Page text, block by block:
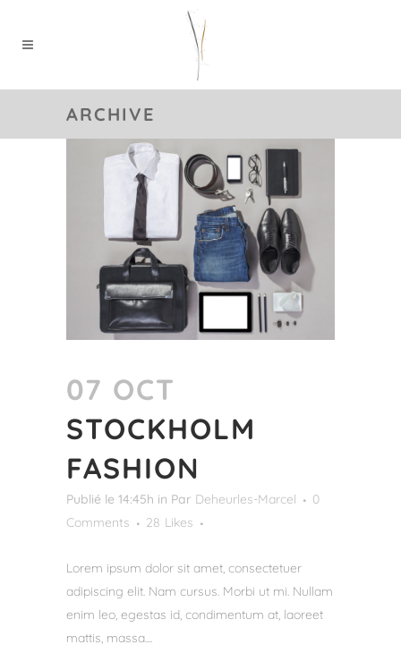
ARCHIVE
07 OCT
STOCKHOLM
FASHION
Publié le 14:45h in Par Deheurles-Marcel
0
Comments
28 Likes
Lorem ipsum dolor sit amet, consectetuer
adipiscing elit. Nam cursus. Morbi ut mi. Nullam
enim leo, egestas id, condimentum at, laoreet
mattis, massa....